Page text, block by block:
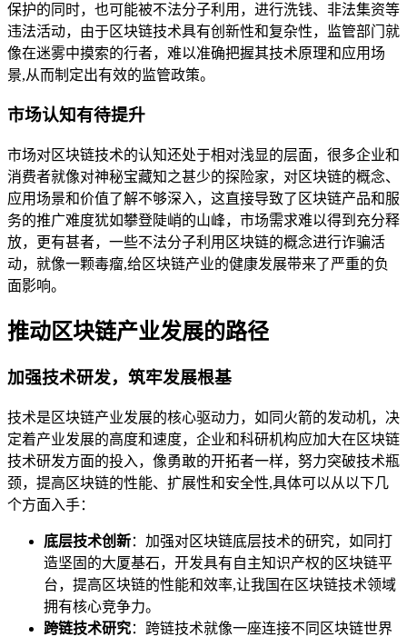
保护的同时，也可能被不法分子利用，进行洗钱、非法集资等
违法活动，由于区块链技术具有创新性和复杂性，监管部门就
像在迷雾中摸索的行者，难以准确把握其技术原理和应用场
景,从而制定出有效的监管政策。
市场认知有待提升
市场对区块链技术的认知还处于相对浅显的层面，很多企业和
消费者就像对神秘宝藏知之甚少的探险家，对区块链的概念、
应用场景和价值了解不够深入，这直接导致了区块链产品和服
务的推广难度犹如攀登陡峭的山峰，市场需求难以得到充分释
放，更有甚者，一些不法分子利用区块链的概念进行诈骗活
动，就像一颗毒瘤,给区块链产业的健康发展带来了严重的负
面影响。
推动区块链产业发展的路径
加强技术研发，筑牢发展根基
技术是区块链产业发展的核心驱动力，如同火箭的发动机，决
定着产业发展的高度和速度，企业和科研机构应加大在区块链
技术研发方面的投入，像勇敢的开拓者一样，努力突破技术瓶
颈，提高区块链的性能、扩展性和安全性,具体可以从以下几
个方面入手：
底层技术创新：加强对区块链底层技术的研究，如同打
造坚固的大厦基石，开发具有自主知识产权的区块链平
台，提高区块链的性能和效率,让我国在区块链技术领域
拥有核心竞争力。
跨链技术研究：跨链技术就像一座连接不同区块链世界